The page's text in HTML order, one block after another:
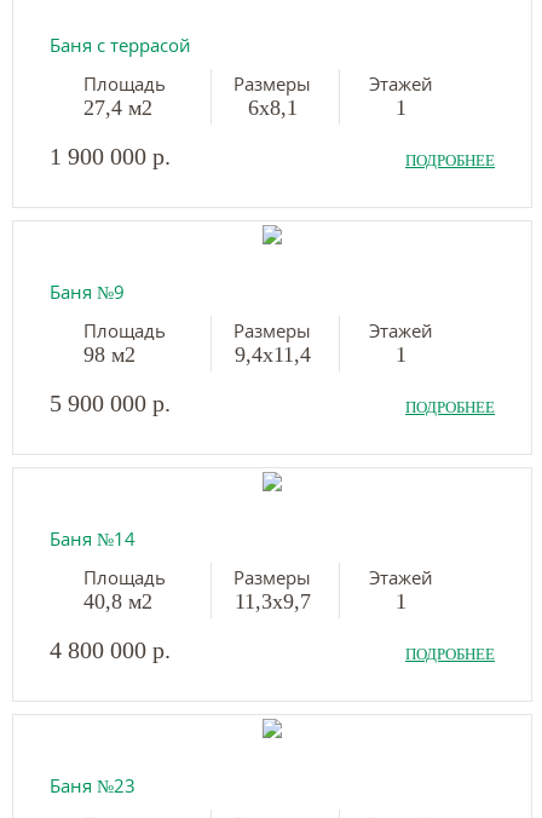
Баня с террасой
Площадь
27,4 м2
Размеры
6х8,1
Этажей
1
1 900 000 р. ПОДРОБНЕЕ
Баня №9
Площадь
98 м2
Размеры
9,4х11,4
Этажей
1
5 900 000 р. ПОДРОБНЕЕ
Баня №14
Площадь
40,8 м2
Размеры
11,3х9,7
Этажей
1
4 800 000 р. ПОДРОБНЕЕ
Баня №23